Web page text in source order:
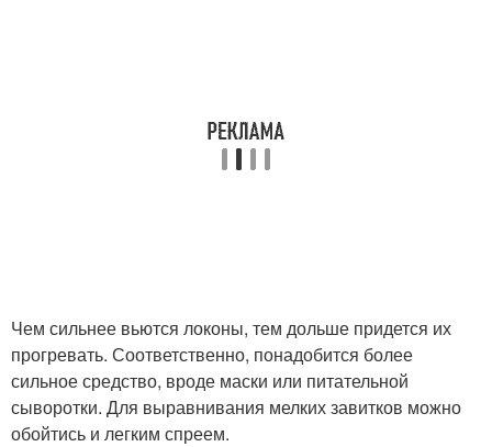
Чем сильнее вьются локоны, тем дольше придется их
прогревать. Соответственно, понадобится более
сильное средство, вроде маски или питательной
сыворотки. Для выравнивания мелких завитков можно
обойтись и легким спреем.